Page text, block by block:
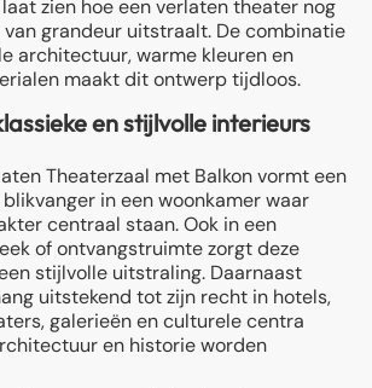
zien hoe een verlaten theater nog
grandeur uitstraalt. De combinatie
architectuur, warme kleuren en
maakt dit ontwerp tijdloos.
en stijlvolle interieurs
Theaterzaal met Balkon vormt een
in een woonkamer waar
centraal staan. Ook in een
of ontvangstruimte zorgt deze
stijlvolle uitstraling. Daarnaast
uitstekend tot zijn recht in hotels,
galerieën en culturele centra
en historie worden